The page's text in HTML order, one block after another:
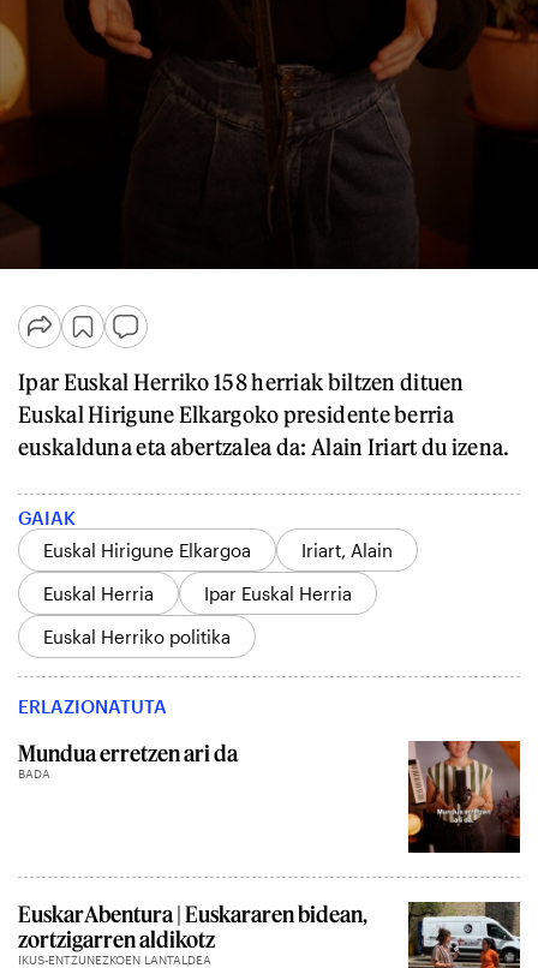
Ipar Euskal Herriko 158 herriak biltzen dituen
Euskal Hirigune Elkargoko presidente berria
euskalduna eta abertzalea da: Alain Iriart du izena.
GAIAK
Euskal Hirigune Elkargoa
Iriart, Alain
Euskal Herria
Ipar Euskal Herria
Euskal Herriko politika
ERLAZIONATUTA
Mundua erretzen ari da
BADA
EuskarAbentura | Euskararen bidean,
zortzigarren aldikotz
IKUS-ENTZUNEZKOEN LANTALDEA